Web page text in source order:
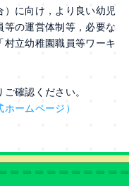
に向け，より良い幼児
の運営体制等，必要な
立幼稚園職員等ワーキ
確認ください。
ームページ）